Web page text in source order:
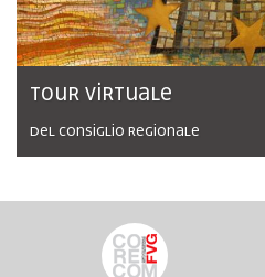
Tour virtuale
del Consiglio regionale